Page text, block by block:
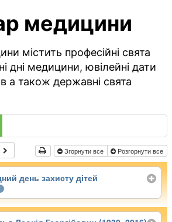
медицини
містить професійні свята
дні медицини, ювілейні дати
а також державні свята
Згорнути все Розгорнути все
день захисту дітей